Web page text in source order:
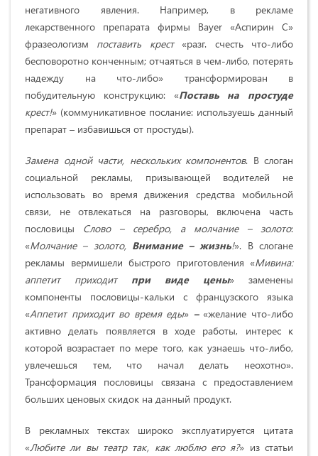
негативного явления. Например, в рекламе
лекарственного препарата фирмы Bayer «Аспирин С»
фразеологизм поставить крест«разг. счесть что-либо
бесповоротно конченным; отчаяться в чем-либо, потерять
надежду на что-либо» трансформирован в
побудительную конструкцию: «Поставь
на простуде
крест!» (коммуникативное послание: используешь данный
препарат – избавишься от простуды).
Замена одной части, нескольких компонентов. В слоган
социальной рекламы, призывающей водителей не
использовать во время движения средства мобильной
связи, не отвлекаться на разговоры, включена часть
пословицы Слово – серебро, а молчание – золото:
«Молчание – золото, Внимание – жизнь!». В слогане
рекламы вермишели быстрого приготовления «Мивина:
аппетит приходит при виде цены» заменены
компоненты пословицы-кальки с французского языка
«Аппетит приходит во время еды» –«желание что-либо
активно делать появляется в ходе работы, интерес к
которой возрастает по мере того, как узнаешь что-либо,
увлечешься тем, что начал делать неохотно».
Трансформация пословицы связана с предоставлением
больших ценовых скидок на данный продукт.
В рекламных текстах широко эксплуатируется цитата
«Любите ли вы театр так, как люблю его я?» из статьи